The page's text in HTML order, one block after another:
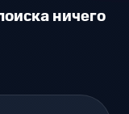
ничего